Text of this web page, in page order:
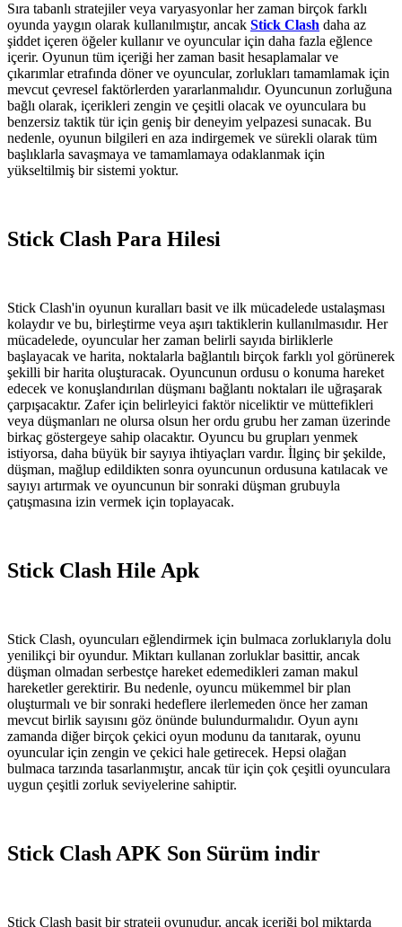
Sıra tabanlı stratejiler veya varyasyonlar her zaman birçok farklı
oyunda yaygın olarak kullanılmıştır, ancak Stick Clash daha az
şiddet içeren öğeler kullanır ve oyuncular için daha fazla eğlence
içerir. Oyunun tüm içeriği her zaman basit hesaplamalar ve
çıkarımlar etrafında döner ve oyuncular, zorlukları tamamlamak için
mevcut çevresel faktörlerden yararlanmalıdır. Oyuncunun zorluğuna
bağlı olarak, içerikleri zengin ve çeşitli olacak ve oyunculara bu
benzersiz taktik tür için geniş bir deneyim yelpazesi sunacak. Bu
nedenle, oyunun bilgileri en aza indirgemek ve sürekli olarak tüm
başlıklarla savaşmaya ve tamamlamaya odaklanmak için
yükseltilmiş bir sistemi yoktur.
Stick Clash Para Hilesi
Stick Clash'in oyunun kuralları basit ve ilk mücadelede ustalaşması
kolaydır ve bu, birleştirme veya aşırı taktiklerin kullanılmasıdır. Her
mücadelede, oyuncular her zaman belirli sayıda birliklerle
başlayacak ve harita, noktalarla bağlantılı birçok farklı yol görünerek
şekilli bir harita oluşturacak. Oyuncunun ordusu o konuma hareket
edecek ve konuşlandırılan düşmanı bağlantı noktaları ile uğraşarak
çarpışacaktır. Zafer için belirleyici faktör niceliktir ve müttefikleri
veya düşmanları ne olursa olsun her ordu grubu her zaman üzerinde
birkaç göstergeye sahip olacaktır. Oyuncu bu grupları yenmek
istiyorsa, daha büyük bir sayıya ihtiyaçları vardır. İlginç bir şekilde,
düşman, mağlup edildikten sonra oyuncunun ordusuna katılacak ve
sayıyı artırmak ve oyuncunun bir sonraki düşman grubuyla
çatışmasına izin vermek için toplayacak.
Stick Clash Hile Apk
Stick Clash, oyuncuları eğlendirmek için bulmaca zorluklarıyla dolu
yenilikçi bir oyundur. Miktarı kullanan zorluklar basittir, ancak
düşman olmadan serbestçe hareket edemedikleri zaman makul
hareketler gerektirir. Bu nedenle, oyuncu mükemmel bir plan
oluşturmalı ve bir sonraki hedeflere ilerlemeden önce her zaman
mevcut birlik sayısını göz önünde bulundurmalıdır. Oyun aynı
zamanda diğer birçok çekici oyun modunu da tanıtarak, oyunu
oyuncular için zengin ve çekici hale getirecek. Hepsi olağan
bulmaca tarzında tasarlanmıştır, ancak tür için çok çeşitli oyunculara
uygun çeşitli zorluk seviyelerine sahiptir.
Stick Clash APK Son Sürüm indir
Stick Clash basit bir strateji oyunudur, ancak içeriği bol miktarda